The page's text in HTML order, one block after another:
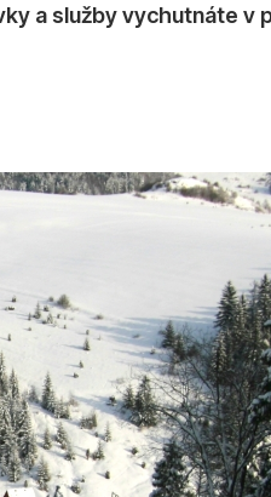
a služby vychutnáte v